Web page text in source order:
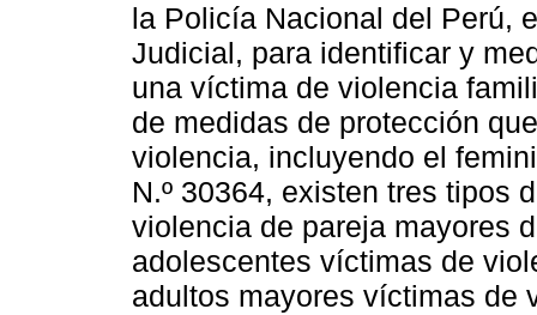
la Policía Nacional del Perú,
Judicial, para identificar y
una víctima de violencia
de medidas de protección
violencia, incluyendo el
N.º 30364, existen tres tipos
violencia de pareja mayores
adolescentes víctimas de
adultos mayores víctimas de